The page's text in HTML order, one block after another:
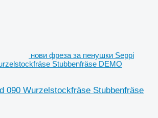
нови фреза за пенушки Seppi
Stubbenfräse DEMO
090 Wurzelstockfräse Stubbenfräse